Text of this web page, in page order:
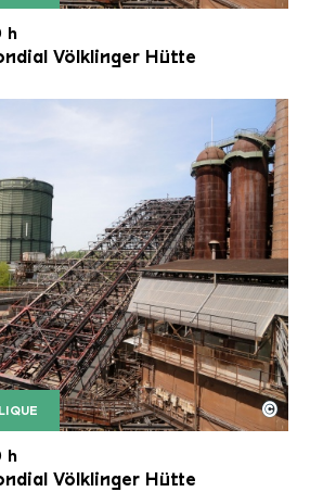
de la Völklinger Hütte
Völklinger Hütte | Karl
h
Völklinger Hütte
de la Völklinger Hütte
Völklinger Hütte | Karl
©
h
Völklinger Hütte